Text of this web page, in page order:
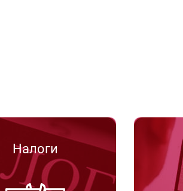
Налоги